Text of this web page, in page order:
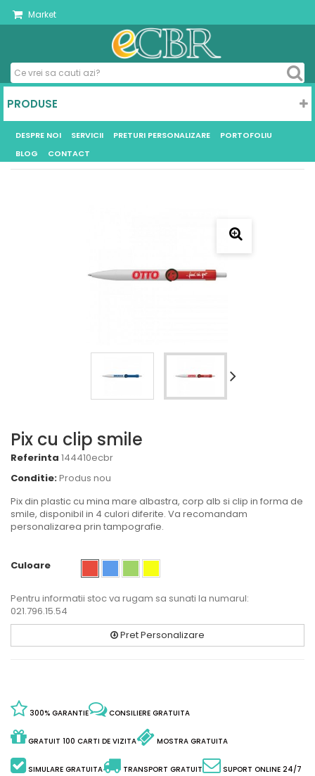
Market
PRODUSE
DESPRE NOI SERVICII PRETURI PERSONALIZARE
PORTOFOLIU
BLOG
CONTACT
Pix cu clip smile
Referinta 144410ecbr
Conditie:Produs nou
Pix din plastic cu mina mare albastra, corp alb si clip in forma de
smile, disponibil in 4 culori diferite. Va recomandam
personalizarea prin tampografie.
Culoare
Pentru informatii stoc va rugam sa sunati la numarul:
021.796.15.54
Pret Personalizare
300% GARANTIE CONSILIERE GRATUITA
GRATUIT 100 CARTI DE VIZITA MOSTRA GRATUITA
SIMULARE GRATUITA TRANSPORT GRATUIT SUPORT ONLINE 24/7